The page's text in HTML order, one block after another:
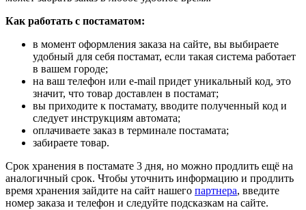
Как работать с постаматом:
в момент оформления заказа на сайте, вы выбираете
удобный для себя постамат, если такая система работает
в вашем городе;
на ваш телефон или e-mail придет уникальный код, это
значит, что товар доставлен в постамат;
вы приходите к постамату, вводите полученный код и
следует инструкциям автомата;
оплачиваете заказ в терминале постамата;
забираете товар.
Срок хранения в постамате 3 дня, но можно продлить ещё на
аналогичный срок. Чтобы уточнить информацию и продлить
время хранения зайдите на сайт нашего партнера, введите
номер заказа и телефон и следуйте подсказкам на сайте.